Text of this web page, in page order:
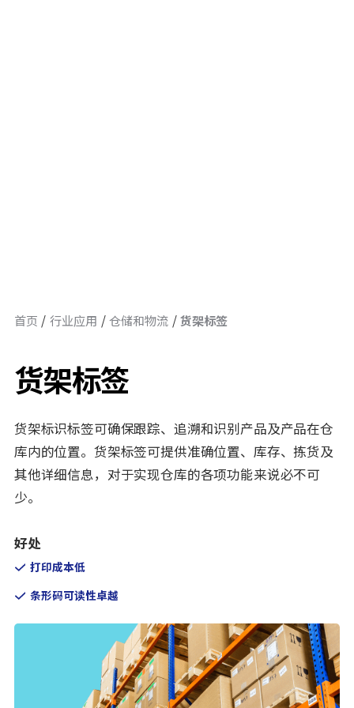
首页 行业应用 仓储和物流 货架标签
货架标签
货架标识标签可确保跟踪、追溯和识别产品及产品在仓
库内的位置。货架标签可提供准确位置、库存、拣货及
其他详细信息，对于实现仓库的各项功能来说必不可
少。
好处
打印成本低
条形码可读性卓越